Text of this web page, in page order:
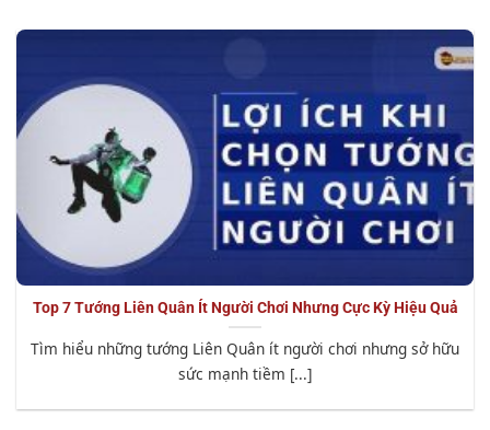
Top 7 Tướng Liên Quân Ít Người Chơi Nhưng Cực Kỳ Hiệu Quả
Tìm hiểu những tướng Liên Quân ít người chơi nhưng sở hữu
sức mạnh tiềm [...]